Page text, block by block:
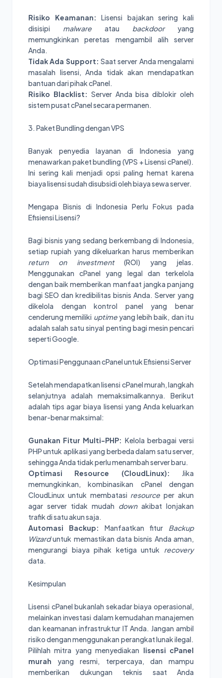
Risiko Keamanan: Lisensi bajakan sering kali
disisipi malware atau backdooryang
memungkinkan peretas mengambil alih server
Anda.
Tidak Ada Support: Saat server Anda mengalami
masalah lisensi, Anda tidak akan mendapatkan
bantuan dari pihak cPanel.
Risiko Blacklist: Server Anda bisa diblokir oleh
sistem pusat cPanel secara permanen.
3. Paket Bundling dengan VPS
Banyak penyedia layanan di Indonesia yang
menawarkan paket bundling (VPS + Lisensi cPanel).
Ini sering kali menjadi opsi paling hemat karena
biaya lisensi sudah disubsidi oleh biaya sewa server.
Mengapa Bisnis di Indonesia Perlu Fokus pada
Efisiensi Lisensi?
Bagi bisnis yang sedang berkembang di Indonesia,
setiap rupiah yang dikeluarkan harus memberikan
return on investment(ROI) yang jelas.
Menggunakan cPanel yang legal dan terkelola
dengan baik memberikan manfaat jangka panjang
bagi SEO dan kredibilitas bisnis Anda. Server yang
dikelola dengan kontrol panel yang benar
cenderung memiliki uptimeyang lebih baik, dan itu
adalah salah satu sinyal penting bagi mesin pencari
seperti Google.
Optimasi Penggunaan cPanel untuk Efisiensi Server
Setelah mendapatkan lisensi cPanel murah, langkah
selanjutnya adalah memaksimalkannya. Berikut
adalah tips agar biaya lisensi yang Anda keluarkan
benar-benar maksimal:
Gunakan Fitur Multi-PHP: Kelola berbagai versi
PHP untuk aplikasi yang berbeda dalam satu server,
sehingga Anda tidak perlu menambah server baru.
Optimasi Resource (CloudLinux): Jika
memungkinkan, kombinasikan cPanel dengan
CloudLinux untuk membatasi resource per akun
agar server tidak mudah downakibat lonjakan
trafik di satu akun saja.
Automasi Backup:
Manfaatkan fitur Backup
Wizarduntuk memastikan data bisnis Anda aman,
mengurangi biaya pihak ketiga untuk recovery
data.
Kesimpulan
Lisensi cPanel bukanlah sekadar biaya operasional,
melainkan investasi dalam kemudahan manajemen
dan keamanan infrastruktur IT Anda. Jangan ambil
risiko dengan menggunakan perangkat lunak ilegal.
Pilihlah mitra yang menyediakan lisensi cPanel
murah yang resmi, terpercaya, dan mampu
memberikan dukungan teknis saat Anda